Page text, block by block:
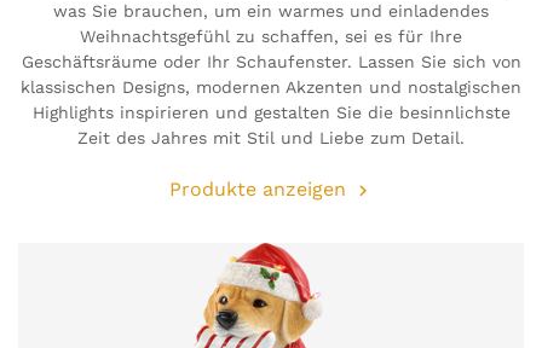
was Sie brauchen, um ein warmes und einladendes
Weihnachtsgefühl zu schaffen, sei es für Ihre
Geschäftsräume oder Ihr Schaufenster. Lassen Sie sich von
klassischen Designs, modernen Akzenten und nostalgischen
Highlights inspirieren und gestalten Sie die besinnlichste
Zeit des Jahres mit Stil und Liebe zum Detail.
Produkte anzeigen